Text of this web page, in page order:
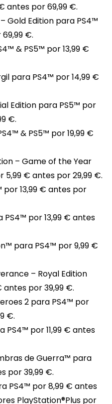
antes por 69,99 €.
Gold Edition para PS4™
€.
& PS5™ por 13,99 €
para PS4™ por 14,99 €
Edition para PS5™ por
€.
& PS5™ por 19,99 €
– Game of the Year
5,99 € antes por 29,99 €.
por 13,99 € antes por
PS4™ por 13,99 € antes
para PS4™ por 9,99 €
– Royal Edition
por 39,99 €.
2 para PS4™ por
€.
PS4™ por 11,99 € antes
de Guerra™ para
por 39,99 €.
PS4™ por 8,99 € antes
PlayStation®Plus por